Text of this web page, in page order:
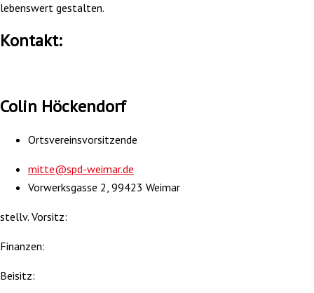
lebenswert gestalten.
Kontakt:
Colin Höckendorf
Ortsvereinsvorsitzende
mitte@spd-weimar.de
Vorwerksgasse 2, 99423 Weimar
stellv. Vorsitz:
Finanzen:
Beisitz: